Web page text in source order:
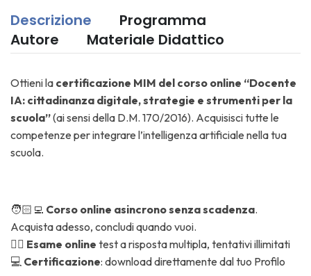
Descrizione
Programma
Autore
Materiale Didattico
Ottieni la certificazione MIM del corso online “Docente
IA: cittadinanza digitale, strategie e strumenti per la
scuola”(ai sensi della D.M. 170/2016). Acquisisci tutte le
competenze per integrare l’intelligenza artificiale nella tua
scuola.
🧑🏻‍💻 Corso online asincrono senza scadenza.
Acquista adesso, concludi quando vuoi.
✍🏼 Esame online test a risposta multipla, tentativi illimitati
💻 Certificazione: download direttamente dal tuo Profilo